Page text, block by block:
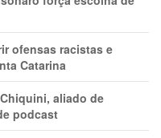
ofensas racistas e
Catarina
Chiquini, aliado de
podcast